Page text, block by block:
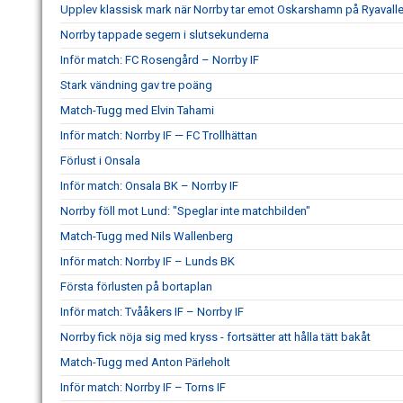
Upplev klassisk mark när Norrby tar emot Oskarshamn på
Norrby tappade segern i slutsekunderna
Inför match: FC Rosengård – Norrby IF
Stark vändning gav tre poäng
Match-Tugg med Elvin Tahami
Inför match: Norrby IF — FC Trollhättan
Förlust i Onsala
Inför match: Onsala BK – Norrby IF
Norrby föll mot Lund: "Speglar inte matchbilden"
Match-Tugg med Nils Wallenberg
Inför match: Norrby IF – Lunds BK
Första förlusten på bortaplan
Inför match: Tvååkers IF – Norrby IF
Norrby fick nöja sig med kryss - fortsätter att hålla tätt bakåt
Match-Tugg med Anton Pärleholt
Inför match: Norrby IF – Torns IF